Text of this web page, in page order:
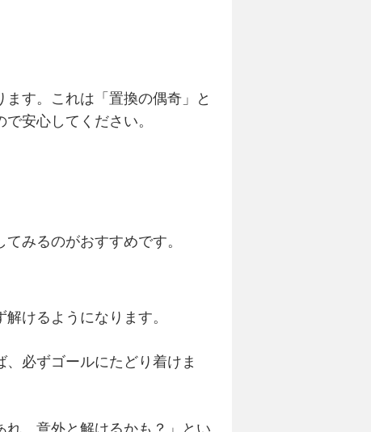
す。これは「置換の偶奇」と
安心してください。
みるのがおすすめです。
けるようになります。
必ずゴールにたどり着けま
、意外と解けるかも？」とい